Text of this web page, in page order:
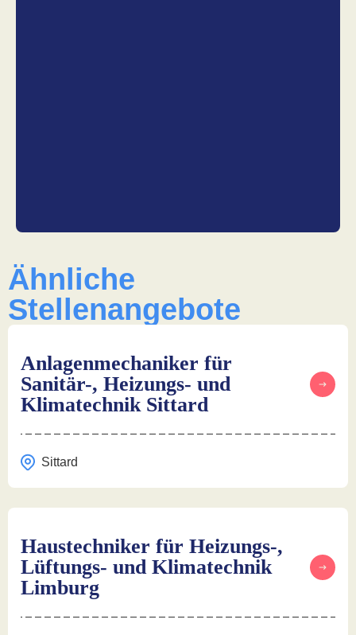
Ähnliche
Stellenangebote
Anlagenmechaniker für
Sanitär-, Heizungs- und
Klimatechnik Sittard
Sittard
Haustechniker für Heizungs-,
Lüftungs- und Klimatechnik
Limburg